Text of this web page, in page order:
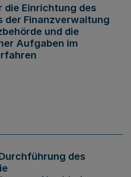
die Einrichtung des
der Finanzverwaltung
und die
Aufgaben im
des